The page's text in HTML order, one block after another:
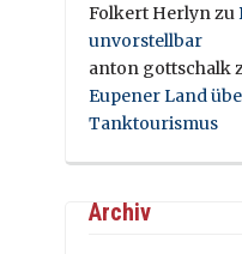
Folkert Herlynzu
unvorstellbar
anton gottschalk
Eupener Land
Tanktourismus
Archiv